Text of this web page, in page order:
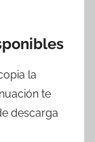
la
te
descarga